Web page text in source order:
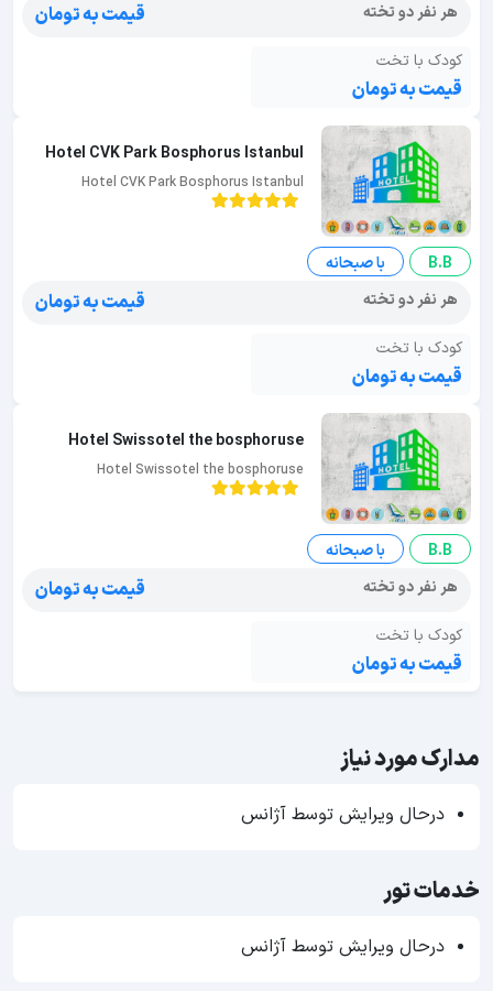
هر نفر دو تخته
قیمت به تومان
کودک با تخت
قیمت به تومان
Hotel CVK Park Bosphorus Istanbul
Hotel CVK Park Bosphorus Istanbul
B.B
با صبحانه
هر نفر دو تخته
قیمت به تومان
کودک با تخت
قیمت به تومان
Hotel Swissotel the bosphoruse
Hotel Swissotel the bosphoruse
B.B
با صبحانه
هر نفر دو تخته
قیمت به تومان
کودک با تخت
قیمت به تومان
مدارک مورد نیاز
درحال ویرایش توسط آژانس
خدمات تور
درحال ویرایش توسط آژانس